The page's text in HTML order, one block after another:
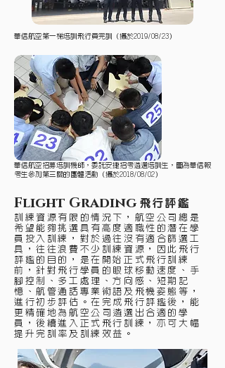
華信航空第一梯培訓飛行員完訓（攝於2019/08/23）
華信航空招募培訓機師，委託安捷招考遴選培訓生，圖為華信報
考生參加第三關的團體活動（攝於2018/08/02）
Flight Grading 飛行評鑑
訓練資源有限的情況下，航空公司總是
希望能夠挑選具有高度適職性的潛在學
員投入訓練，對於過往沒有適合篩選工
具，往往浪費不少訓練資源，因此飛行
評鑑的目的，是在開始正式飛行訓練
前，針對飛行學員的眼球移動速度、手
腳控制、多工處理、方向感、短期記
憶、航管通話專業術語及飛機姿態等，
進行初步評估。在完成飛行評鑑後，能
更精確地為航空公司遴選出合適的學
員，後續進入正式飛行訓練，亦可大幅
提升完訓率及訓練效益。